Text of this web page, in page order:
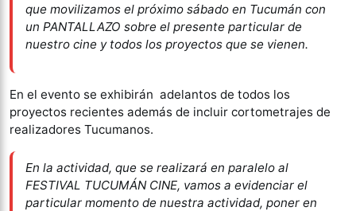
que movilizamos el próximo sábado en Tucumán con
un PANTALLAZO sobre el presente particular de
nuestro cine y todos los proyectos que se vienen.
En el evento se exhibirán adelantos de todos los
proyectos recientes además de incluir cortometrajes de
realizadores Tucumanos.
En la actividad, que se realizará en paralelo al
FESTIVAL TUCUMÁN CINE, vamos a evidenciar el
particular momento de nuestra actividad, poner en